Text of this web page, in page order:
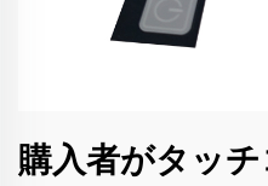
購入者がタッ